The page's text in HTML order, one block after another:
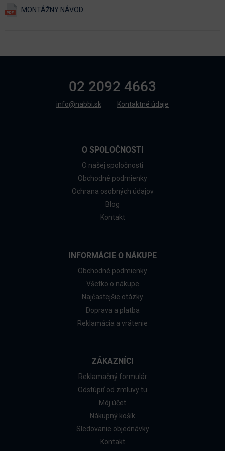
02 2092 4663
info@nabbi.sk Kontaktné údaje
O SPOLOČNOSTI
O našej spoločnosti
Obchodné podmienky
Ochrana osobných údajov
Blog
Kontakt
INFORMÁCIE O NÁKUPE
Obchodné podmienky
Všetko o nákupe
Najčastejšie otázky
Doprava a platba
Reklamácia a vrátenie
ZÁKAZNÍCI
Reklamačný formulár
Odstúpiť od zmluvy tu
Môj účet
Nákupný košík
Sledovanie objednávky
Kontakt